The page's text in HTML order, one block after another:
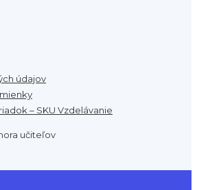
údajov
– SKU Vzdelávanie
učiteľov